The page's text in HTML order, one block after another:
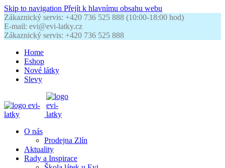
Skip to navigation Přejít k hlavnímu obsahu webu
Zákaznický servis: +420 736 525 888 (10:00-18:00 hod)
E-mail: evi@evi-latky.cz
Zákaznický servis: +420 736 525 888
Home
Eshop
Nové látky
Slevy
O nás
Prodejna Zlín
Aktuality
Rady a Inspirace